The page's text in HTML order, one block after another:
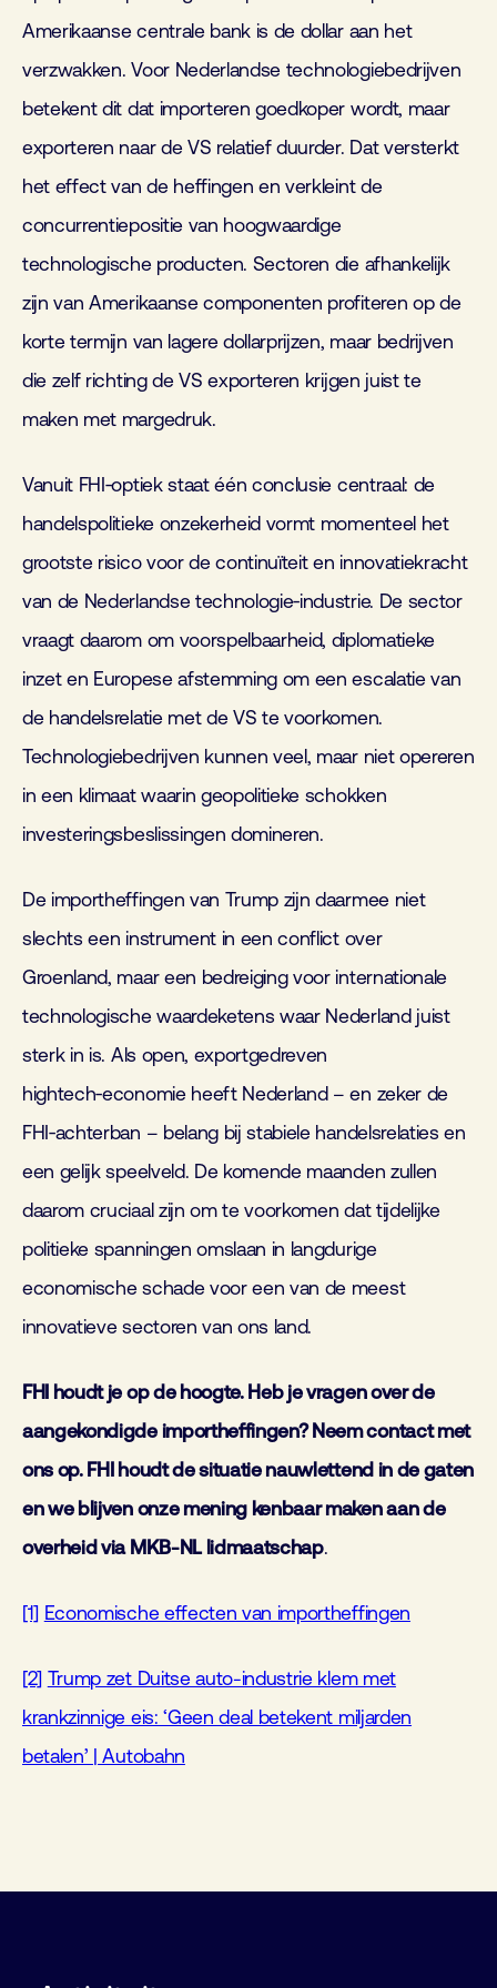
Amerikaanse centrale bank is de dollar aan het
verzwakken. Voor Nederlandse technologiebedrijven
betekent dit dat importeren goedkoper wordt, maar
exporteren naar de VS relatief duurder. Dat versterkt
het effect van de heffingen en verkleint de
concurrentiepositie van hoogwaardige
technologische producten. Sectoren die afhankelijk
zijn van Amerikaanse componenten profiteren op de
korte termijn van lagere dollarprijzen, maar bedrijven
die zelf richting de VS exporteren krijgen juist te
maken met margedruk.
Vanuit FHI‑optiek staat één conclusie centraal: de
handelspolitieke onzekerheid vormt momenteel het
grootste risico voor de continuïteit en innovatiekracht
van de Nederlandse technologie‑industrie. De sector
vraagt daarom om voorspelbaarheid, diplomatieke
inzet en Europese afstemming om een escalatie van
de handelsrelatie met de VS te voorkomen.
Technologiebedrijven kunnen veel, maar niet opereren
in een klimaat waarin geopolitieke schokken
investeringsbeslissingen domineren.
De importheffingen van Trump zijn daarmee niet
slechts een instrument in een conflict over
Groenland, maar een bedreiging voor internationale
technologische waardeketens waar Nederland juist
sterk in is. Als open, exportgedreven
hightech‑economie heeft Nederland – en zeker de
FHI‑achterban – belang bij stabiele handelsrelaties en
een gelijk speelveld. De komende maanden zullen
daarom cruciaal zijn om te voorkomen dat tijdelijke
politieke spanningen omslaan in langdurige
economische schade voor een van de meest
innovatieve sectoren van ons land.
FHI houdt je op de hoogte. Heb je vragen over de
aangekondigde importheffingen? Neem contact met
ons op. FHI houdt de situatie nauwlettend in de gaten
en we blijven onze mening kenbaar maken aan de
overheid via MKB-NL lidmaatschap.
[1] Economische effecten van importheffingen
[2] Trump zet Duitse auto-industrie klem met
krankzinnige eis: ‘Geen deal betekent miljarden
betalen’ | Autobahn